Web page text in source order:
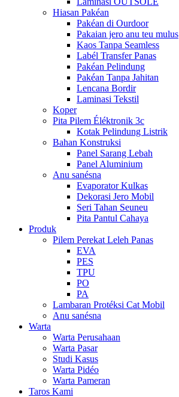
Hiasan Pakéan
Pakéan di Ourdoor
Pakaian jero anu teu mulus
Kaos Tanpa Seamless
Labél Transfer Panas
Pakéan Pelindung
Pakéan Tanpa Jahitan
Lencana Bordir
Laminasi Tekstil
Koper
Pita Pilem Éléktronik 3c
Kotak Pelindung Listrik
Bahan Konstruksi
Panel Sarang Lebah
Panel Aluminium
Anu sanésna
Evaporator Kulkas
Dekorasi Jero Mobil
Seri Tahan Seuneu
Pita Pantul Cahaya
Produk
Pilem Perekat Leleh Panas
EVA
PES
TPU
PO
PA
Lambaran Protéksi Cat Mobil
Anu sanésna
Warta
Warta Perusahaan
Warta Pasar
Studi Kasus
Warta Pidéo
Warta Pameran
Taros Kami